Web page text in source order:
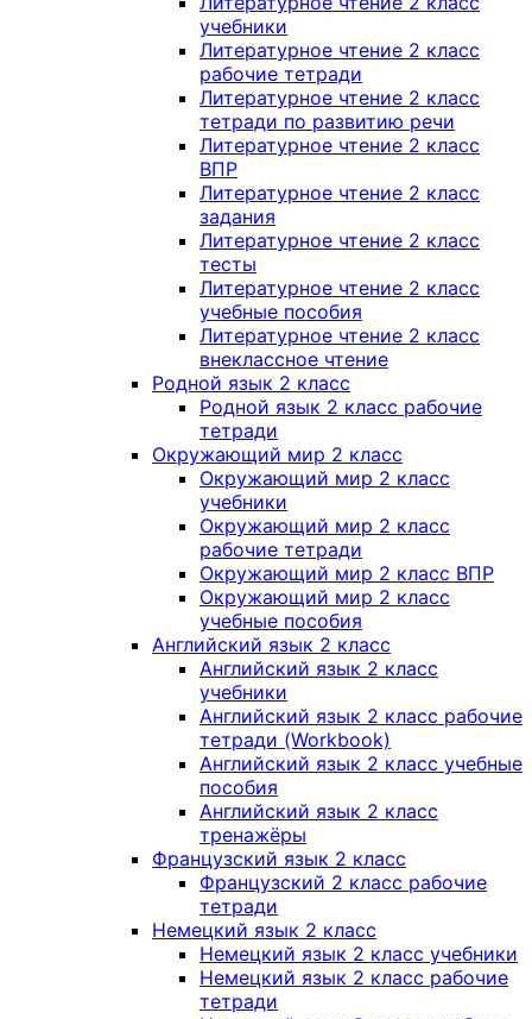
учебники
Литературное чтение 2 класс
рабочие тетради
Литературное чтение 2 класс
тетради по развитию речи
Литературное чтение 2 класс
ВПР
Литературное чтение 2 класс
задания
Литературное чтение 2 класс
тесты
Литературное чтение 2 класс
учебные пособия
Литературное чтение 2 класс
внеклассное чтение
Родной язык 2 класс
Родной язык 2 класс рабочие
тетради
Окружающий мир 2 класс
Окружающий мир 2 класс
учебники
Окружающий мир 2 класс
рабочие тетради
Окружающий мир 2 класс ВПР
Окружающий мир 2 класс
учебные пособия
Английский язык 2 класс
Английский язык 2 класс
учебники
Английский язык 2 класс рабочие
тетради (Workbook)
Английский язык 2 класс учебные
пособия
Английский язык 2 класс
тренажёры
Французский язык 2 класс
Французский 2 класс рабочие
тетради
Немецкий язык 2 класс
Немецкий язык 2 класс учебники
Немецкий язык 2 класс рабочие
тетради